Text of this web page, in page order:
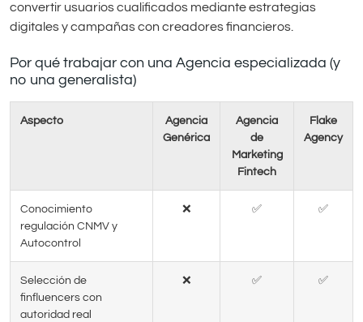
convertir usuarios cualificados mediante estrategias
digitales y campañas con creadores financieros.
Por qué trabajar con una Agencia especializada (y
no una generalista)
Aspecto
Agencia
Genérica
Agencia
de
Marketing
Fintech
Flake
Agency
Conocimiento
regulación CNMV y
Autocontrol
❌ ✅ ✅
Selección de
finfluencers con
autoridad real
❌ ✅ ✅